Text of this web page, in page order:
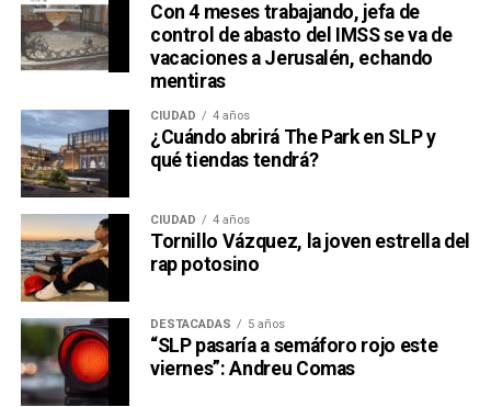
Con 4 meses trabajando, jefa de
control de abasto del IMSS se va de
vacaciones a Jerusalén, echando
mentiras
CIUDAD 4 años
¿Cuándo abrirá The Park en SLP y
qué tiendas tendrá?
CIUDAD 4 años
Tornillo Vázquez, la joven estrella del
rap potosino
DESTACADAS 5 años
“SLP pasaría a semáforo rojo este
viernes”: Andreu Comas